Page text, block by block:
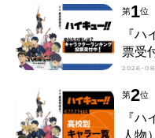
第1位
『
票受
2026-
第2位
『
人物